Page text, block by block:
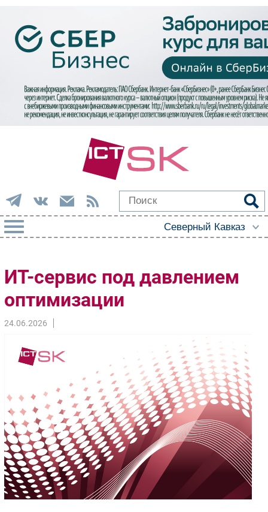
Импорто­замещение
Автоматизация Промышленности
Интернет
Фиксированная связь
Интеграция
Маркетинг
Торговые сети
Оборудование
ПО
Outsourcing
Кадры
Регулирование
ИТ-сервис под давлением
оптимизации
24.06.2026